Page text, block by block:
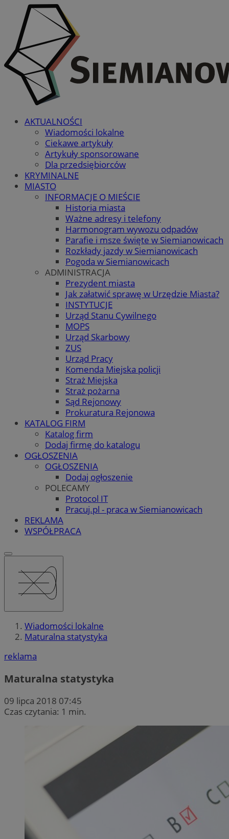
AKTUALNOŚCI
Wiadomości lokalne
Ciekawe artykuły
Artykuły sponsorowane
Dla przedsiębiorców
KRYMINALNE
MIASTO
INFORMACJE O MIEŚCIE
Historia miasta
Ważne adresy i telefony
Harmonogram wywozu odpadów
Parafie i msze święte w Siemianowicach
Rozkłady jazdy w Siemianowicach
Pogoda w Siemianowicach
ADMINISTRACJA
Prezydent miasta
Jak załatwić sprawę w Urzędzie Miasta?
INSTYTUCJE
Urząd Stanu Cywilnego
MOPS
Urząd Skarbowy
ZUS
Urząd Pracy
Komenda Miejska policji
Straż Miejska
Straż pożarna
Sąd Rejonowy
Prokuratura Rejonowa
KATALOG FIRM
Katalog firm
Dodaj firmę do katalogu
OGŁOSZENIA
OGŁOSZENIA
Dodaj ogłoszenie
POLECAMY
Protocol IT
Pracuj.pl - praca w Siemianowicach
REKLAMA
WSPÓŁPRACA
Wiadomości lokalne
Maturalna statystyka
reklama
Maturalna statystyka
09 lipca 2018 07:45
Czas czytania: 1 min.